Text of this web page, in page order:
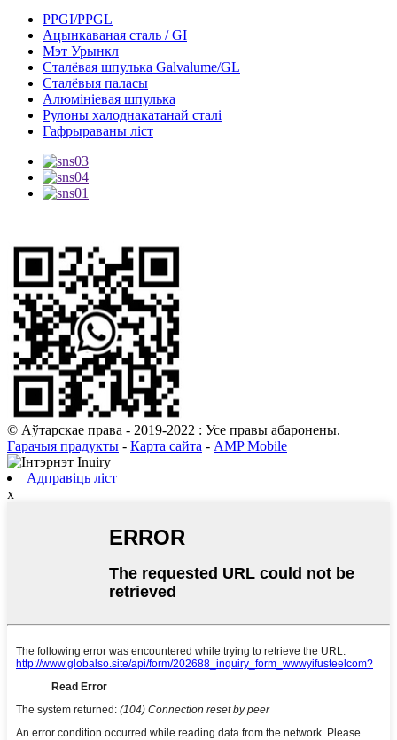
PPGI/PPGL
Ацынкаваная сталь / GI
Мэт Урынкл
Сталёвая шпулька Galvalume/GL
Сталёвыя паласы
Алюмініевая шпулька
Рулоны халоднакатанай сталі
Гафрыраваны ліст
© Аўтарскае права - 2019-2022 : Усе правы абаронены.
Гарачыя прадукты - Карта сайта - AMP Mobile
Адправіць ліст
x